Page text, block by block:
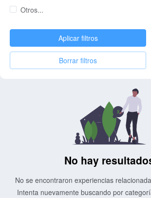
Otros...
Aplicar filtros
Borrar filtros
No hay
No se encontraron experiencias
Intenta nuevamente buscando por